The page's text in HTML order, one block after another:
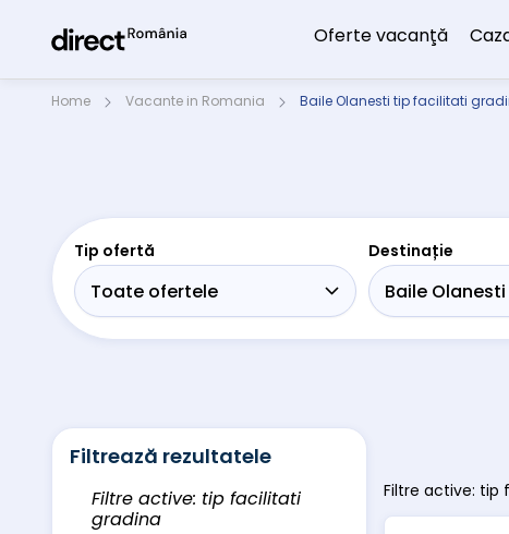
Oferte vacanţă
Home Vacante in Romania Baile Olanesti tip facilitati
Tip ofertă Destinație
Filtrează rezultatele
Filtre active: tip facilitati
gradina
Filtre active: tip